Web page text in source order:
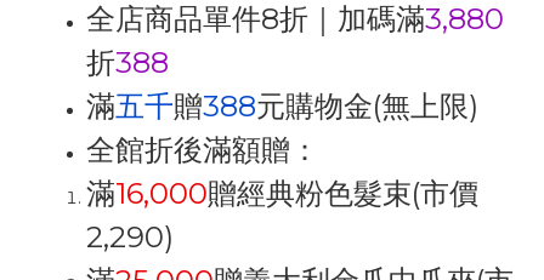
全店商品單件8折｜加碼滿3,880
折388
滿五千贈388元購物金(無上限)
全館折後滿額贈：
滿16,000贈經典粉色髮束(市價
2,290)